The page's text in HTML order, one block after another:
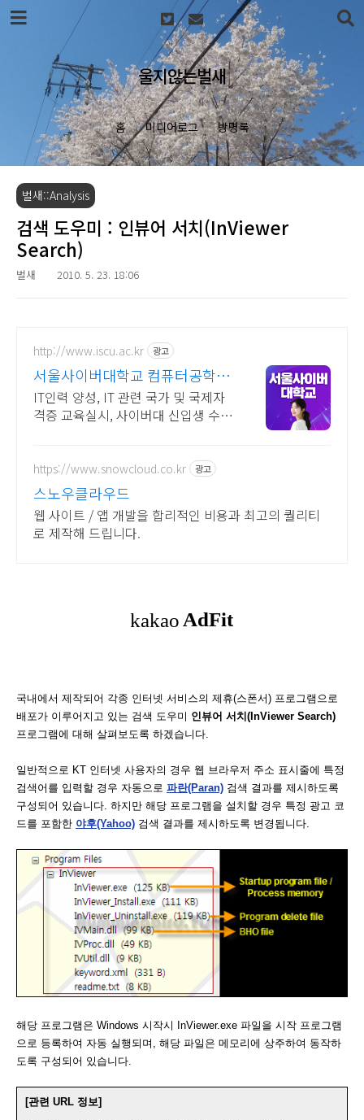
본문 바로가기
울지않는벌새
홈 미디어로그 방명록
벌새::Analysis
검색 도우미 : 인뷰어 서치(InViewer
Search)
벌새 2010. 5. 23. 18:06
http://www.iscu.ac.kr 광고
서울사이버대학교 컴퓨터공학과
2026 가을학기 신편입생
IT인력 양성, IT 관련 국가 및 국제자
격증 교육실시, 사이버대 신입생 수 1
https://www.snowcloud.co.kr 광고
스노우클라우드
웹 사이트 / 앱 개발을 합리적인 비용과 최고의 퀄리티
로 제작해 드립니다.
국내에서 제작되어 각종 인터넷 서비스의 제휴(스폰서) 프로그램으로
배포가 이루어지고 있는 검색 도우미 인뷰어 서치(InViewer Search)
프로그램에 대해 살펴보도록 하겠습니다.
일반적으로 KT 인터넷 사용자의 경우 웹 브라우저 주소 표시줄에 특정
검색어를 입력할 경우 자동으로 파란(Paran) 검색 결과를 제시하도록
구성되어 있습니다. 하지만 해당 프로그램을 설치할 경우 특정 광고 코
드를 포함한 야후(Yahoo) 검색 결과를 제시하도록 변경됩니다.
해당 프로그램은 Windows 시작시 InViewer.exe 파일을 시작 프로그램
으로 등록하여 자동 실행되며, 해당 파일은 메모리에 상주하여 동작하
도록 구성되어 있습니다.
[관련 URL 정보]